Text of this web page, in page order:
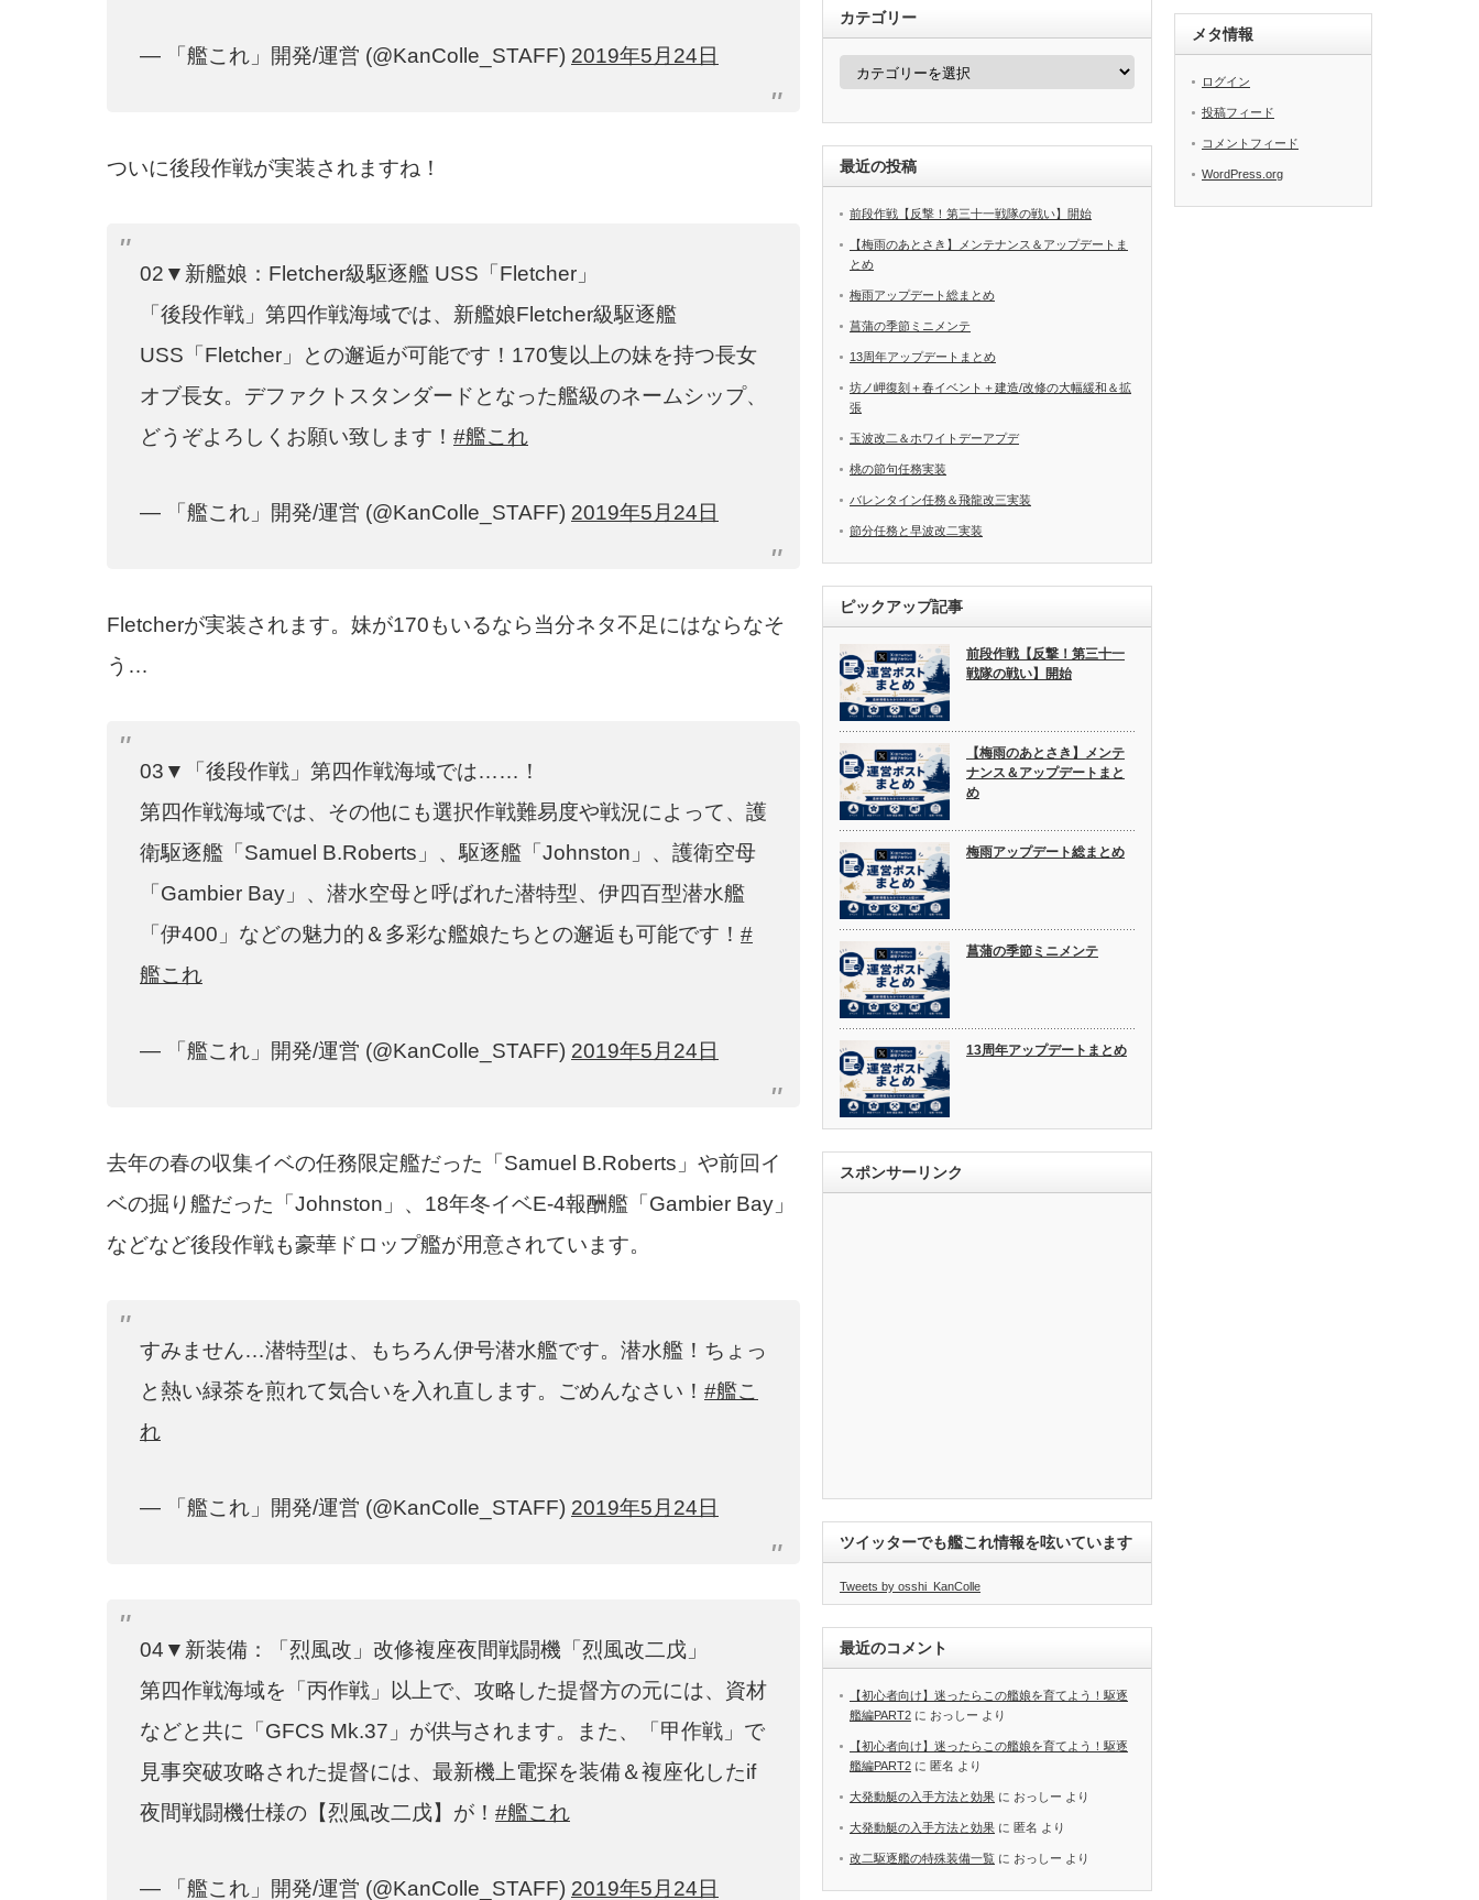
— 「艦これ」開発/運営 (@KanColle_STAFF) 2019年5月24日
ついに後段作戦が実装されますね！
02▼新艦娘：Fletcher級駆逐艦 USS「Fletcher」
「後段作戦」第四作戦海域では、新艦娘Fletcher級駆逐艦
USS「Fletcher」との邂逅が可能です！170隻以上の妹を持つ長女
オブ長女。デファクトスタンダードとなった艦級のネームシップ、
どうぞよろしくお願い致します！ #艦これ
— 「艦これ」開発/運営 (@KanColle_STAFF) 2019年5月24日
Fletcherが実装されます。妹が170もいるなら当分ネタ不足にはならなそ
う…
03▼「後段作戦」第四作戦海域では……！
第四作戦海域では、その他にも選択作戦難易度や戦況によって、護
衛駆逐艦「Samuel B.Roberts」、駆逐艦「Johnston」、護衛空母
「Gambier Bay」、潜水空母と呼ばれた潜特型、伊四百型潜水艦
「伊400」などの魅力的＆多彩な艦娘たちとの邂逅も可能です！ #
艦これ
— 「艦これ」開発/運営 (@KanColle_STAFF) 2019年5月24日
去年の春の収集イベの任務限定艦だった「Samuel B.Roberts」や前回イ
ベの掘り艦だった「Johnston」、18年冬イベE-4報酬艦「Gambier Bay」
などなど後段作戦も豪華ドロップ艦が用意されています。
すみません…潜特型は、もちろん伊号潜水艦です。潜水艦！ちょっ
と熱い緑茶を煎れて気合いを入れ直します。ごめんなさい！ #艦こ
れ
— 「艦これ」開発/運営 (@KanColle_STAFF) 2019年5月24日
04▼新装備：「烈風改」改修複座夜間戦闘機「烈風改二戊」
第四作戦海域を「丙作戦」以上で、攻略した提督方の元には、資材
などと共に「GFCS Mk.37」が供与されます。また、「甲作戦」で
見事突破攻略された提督には、最新機上電探を装備＆複座化したif
夜間戦闘機仕様の【烈風改二戊】が！ #艦これ
— 「艦これ」開発/運営 (@KanColle_STAFF) 2019年5月24日
カテゴリー
カ
ー
最近の投稿
前段作戦【反撃！第三十一戦隊の戦い】開始
【梅雨のあとさき】メンテナンス＆アップデートま
とめ
梅雨アップデート総まとめ
菖蒲の季節ミニメンテ
13周年アップデートまとめ
坊ノ岬復刻＋春イベント＋建造/改修の大幅緩和＆拡
張
玉波改二＆ホワイトデーアプデ
桃の節句任務実装
バレンタイン任務＆飛龍改三実装
節分任務と早波改二実装
ピックアップ記事
前段作戦【反撃！第三十一
戦隊の戦い】開始
【梅雨のあとさき】メンテ
ナンス＆アップデートまと
め
梅雨アップデート総まとめ
菖蒲の季節ミニメンテ
13周年アップデートまとめ
スポンサーリンク
ツイッターでも艦これ情報を呟いています
Tweets by osshi_KanColle
最近のコメント
【初心者向け】迷ったらこの艦娘を育てよう！駆逐
艦編PART2 に おっしー より
【初心者向け】迷ったらこの艦娘を育てよう！駆逐
艦編PART2 に 匿名 より
大発動艇の入手方法と効果 に おっしー より
大発動艇の入手方法と効果 に 匿名 より
改二駆逐艦の特殊装備一覧 に おっしー より
メタ情報
ログイン
投稿フィード
コメントフィード
WordPress.org